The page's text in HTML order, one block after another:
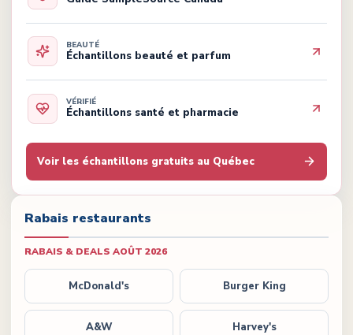
BEAUTÉ
Échantillons beauté et parfum
VÉRIFIÉ
Échantillons santé et pharmacie
Voir les échantillons gratuits au Québec
Rabais restaurants
RABAIS & DEALS AOÛT 2026
McDonald's Burger King
A&W Harvey's